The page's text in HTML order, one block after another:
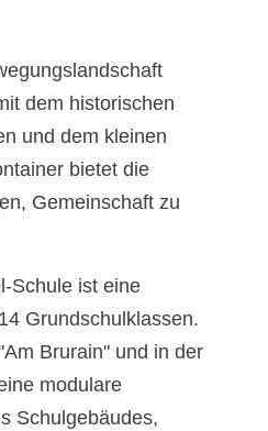
dem historischen
und dem kleinen
bietet die
Gemeinschaft zu
Schule ist eine
Grundschulklassen.
Brurain" und in der
modulare
Schulgebäudes,